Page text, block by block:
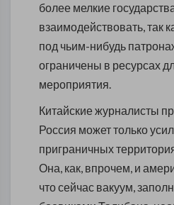
более мелкие
взаимодействовать, так
под чьим-нибудь
ограничены в ресурсах
мероприятия.
Китайские журналисты
Россия может только
приграничных
Она, как, впрочем, и
что сейчас вакуум,